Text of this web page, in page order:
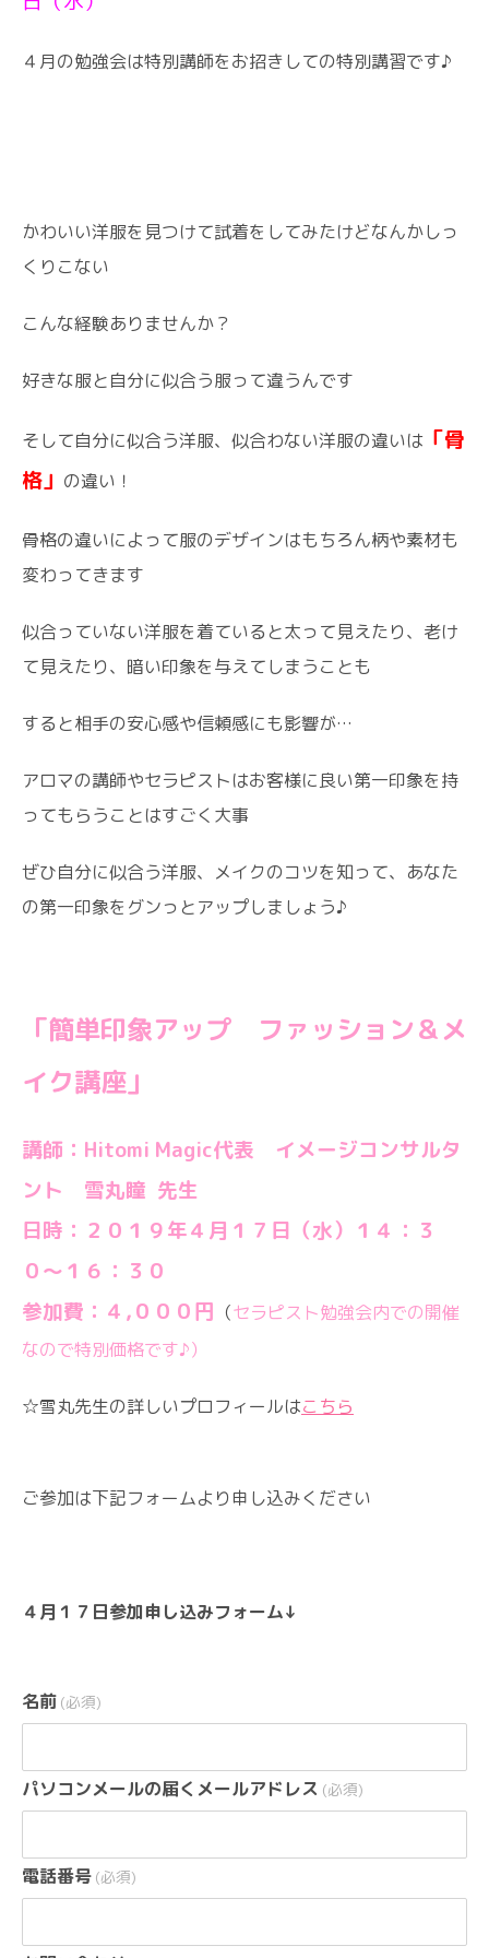
４月の勉強会は特別講師をお招きしての特別講習です♪
かわいい洋服を見つけて試着をしてみたけどなんかしっ
くりこない
こんな経験ありませんか？
好きな服と自分に似合う服って違うんです
そして自分に似合う洋服、似合わない洋服の違いは 「骨
格」 の違い！
骨格の違いによって服のデザインはもちろん柄や素材も
変わってきます
似合っていない洋服を着ていると太って見えたり、老け
て見えたり、暗い印象を与えてしまうことも
すると相手の安心感や信頼感にも影響が…
アロマの講師やセラピストはお客様に良い第一印象を持
ってもらうことはすごく大事
ぜひ自分に似合う洋服、メイクのコツを知って、あなた
の第一印象をグンっとアップしましょう♪
「簡単印象アップ ファッション＆メ
イク講座」
講師：Hitomi Magic代表 イメージコンサルタ
ント 雪丸瞳 先生
日時：２０１９年４月１７日（水）１４：３
０〜１６：３０
参加費：４,０００円 （セラピスト勉強会内での開催
なので特別価格です♪）
☆雪丸先生の詳しいプロフィールはこちら
ご参加は下記フォームより申し込みください
４月１７日参加申し込みフォーム↓
名前 (必須)
パソコンメールの届くメールアドレス (必須)
電話番号 (必須)